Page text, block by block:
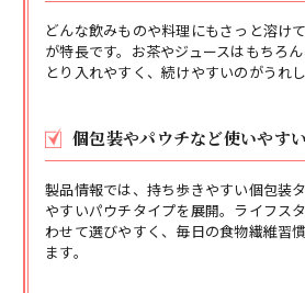
どんな飲みものや料理にもさっと溶け
が特長です。お茶やジュースはもちろ
とり入れやすく、続けやすいのがうれ
個包装やパウチなど使いやす
製品情報では、持ち歩きやすい個包装
やすいパウチタイプを展開。ライフス
わせて選びやすく、毎日の食物繊維習
ます。